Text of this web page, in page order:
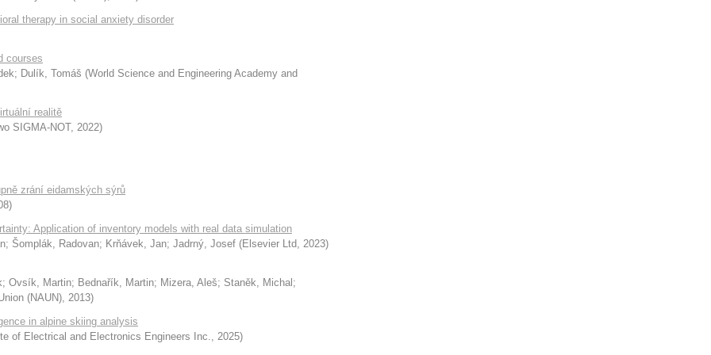
therapy in social anxiety disorder
courses
; Dulík, Tomáš (World Science and Engineering Academy and
realitě
SIGMA-NOT, 2022)
zrání eidamských sýrů
)
Application of inventory models with real data simulation
; Šomplák, Radovan; Krňávek, Jan; Jadrný, Josef (Elsevier Ltd, 2023)
; Ovsík, Martin; Bednařík, Martin; Mizera, Aleš; Staněk, Michal ;
(NAUN), 2013)
in alpine skiing analysis
of Electrical and Electronics Engineers Inc., 2025)